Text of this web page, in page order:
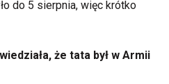
do 5 sierpnia, więc krótko
że tata był w Armii